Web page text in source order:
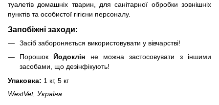
туалетів домашніх тварин, для санітарної обробки зовнішніх
пунктів та особистої гігієни персоналу.
Запобіжні заходи:
Засіб забороняється використовувати у вівчарстві!
Порошок Йодоклін не можна застосовувати з іншими
засобами, що дезінфікують!
Упаковка: 1 кг, 5 кг
WestVet, Україна